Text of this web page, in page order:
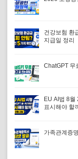
건강보험 환
지급일 정리
ChatGPT 무
EU AI법 8월
표시해야 할
가족관계증